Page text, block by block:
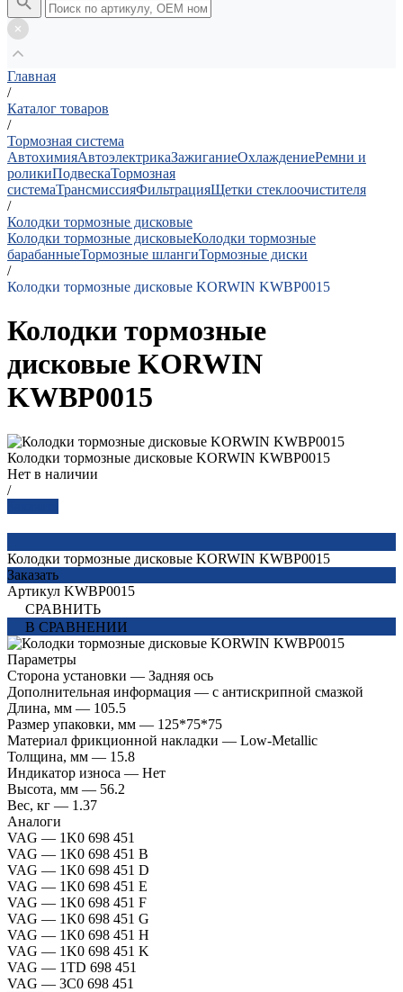
Главная
/
Каталог товаров
/
Тормозная система
АвтохимияАвтоэлектрикаЗажиганиеОхлаждениеРемни и
роликиПодвескаТормозная
системаТрансмиссияФильтрацияЩетки стеклоочистителя
/
Колодки тормозные дисковые
Колодки тормозные дисковыеКолодки тормозные
барабанныеТормозные шлангиТормозные диски
/
Колодки тормозные дисковые KORWIN KWBP0015
Колодки тормозные
дисковые KORWIN
KWBP0015
Колодки тормозные дисковые KORWIN KWBP0015
Нет в наличии
/
Колодки тормозные дисковые KORWIN KWBP0015
Заказать
Артикул KWBP0015
СРАВНИТЬ
В СРАВНЕНИИ
Параметры
Сторона установки — Задняя ось
Дополнительная информация — с антискрипной смазкой
Длина, мм — 105.5
Размер упаковки, мм — 125*75*75
Материал фрикционной накладки — Low-Metallic
Толщина, мм — 15.8
Индикатор износа — Нет
Высота, мм — 56.2
Вес, кг — 1.37
Аналоги
VAG — 1K0 698 451
VAG — 1K0 698 451 B
VAG — 1K0 698 451 D
VAG — 1K0 698 451 E
VAG — 1K0 698 451 F
VAG — 1K0 698 451 G
VAG — 1K0 698 451 H
VAG — 1K0 698 451 K
VAG — 1TD 698 451
VAG — 3C0 698 451